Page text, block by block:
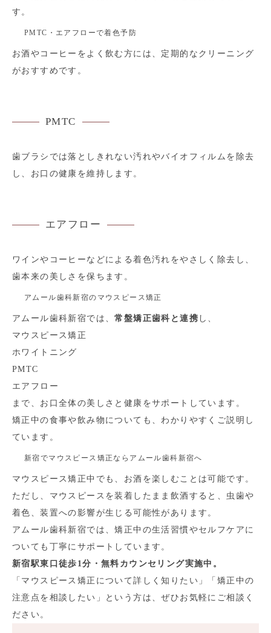
す。
PMTC・エアフローで着色予防
お酒やコーヒーをよく飲む方には、定期的なクリーニング
がおすすめです。
PMTC
歯ブラシでは落としきれない汚れやバイオフィルムを除去
し、お口の健康を維持します。
エアフロー
ワインやコーヒーなどによる着色汚れをやさしく除去し、
歯本来の美しさを保ちます。
アムール歯科新宿のマウスピース矯正
アムール歯科新宿では、常盤矯正歯科と連携 し、
マウスピース矯正
ホワイトニング
PMTC
エアフロー
まで、お口全体の美しさと健康をサポートしています。
矯正中の食事や飲み物についても、わかりやすくご説明し
ています。
新宿でマウスピース矯正ならアムール歯科新宿へ
マウスピース矯正中でも、お酒を楽しむことは可能です。
ただし、マウスピースを装着したまま飲酒すると、虫歯や
着色、装置への影響が生じる可能性があります。
アムール歯科新宿では、矯正中の生活習慣やセルフケアに
ついても丁寧にサポートしています。
新宿駅東口徒歩1分・無料カウンセリング実施中。
「マウスピース矯正について詳しく知りたい」「矯正中の
注意点を相談したい」という方は、ぜひお気軽にご相談く
ださい。